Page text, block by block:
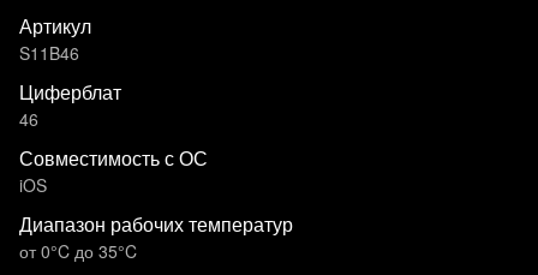
Артикул
S11B46
Циферблат
46
Совместимость с ОС
iOS
Диапазон рабочих температур
от 0°C до 35°C